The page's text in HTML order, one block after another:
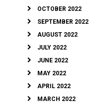
OCTOBER 2022
SEPTEMBER 2022
AUGUST 2022
JULY 2022
JUNE 2022
MAY 2022
APRIL 2022
MARCH 2022